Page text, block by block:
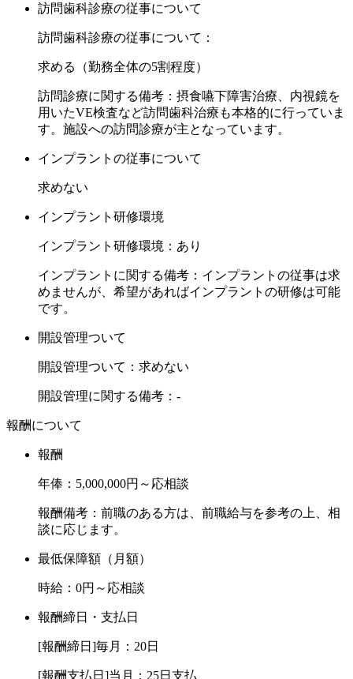
訪問歯科診療の従事について
訪問歯科診療の従事について：
求める（勤務全体の5割程度）
訪問診療に関する備考：摂食嚥下障害治療、内視鏡を
用いたVE検査など訪問歯科治療も本格的に行っていま
す。施設への訪問診療が主となっています。
インプラントの従事について
求めない
インプラント研修環境
インプラント研修環境：あり
インプラントに関する備考：インプラントの従事は求
めませんが、希望があればインプラントの研修は可能
です。
開設管理ついて
開設管理ついて：求めない
開設管理に関する備考：-
報酬について
報酬
年俸：5,000,000円～応相談
報酬備考：前職のある方は、前職給与を参考の上、相
談に応じます。
最低保障額（月額）
時給：0円～応相談
報酬締日・支払日
[報酬締日]毎月：20日
[報酬支払日]当月：25日支払